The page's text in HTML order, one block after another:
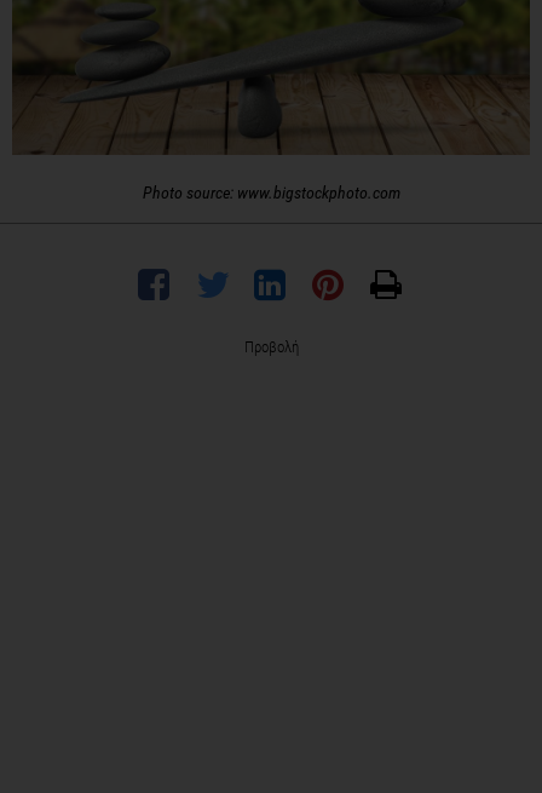
Photo source: www.bigstockphoto.com
Προβολή